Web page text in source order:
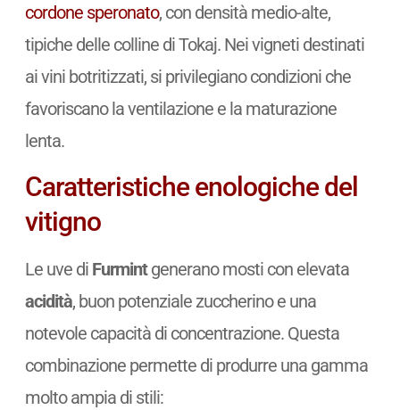
cordone speronato, con densità medio-alte,
tipiche delle colline di Tokaj. Nei vigneti destinati
ai vini botritizzati, si privilegiano condizioni che
favoriscano la ventilazione e la maturazione
lenta.
Caratteristiche enologiche del
vitigno
Le uve di Furmintgenerano mosti con elevata
acidità, buon potenziale zuccherino e una
notevole capacità di concentrazione. Questa
combinazione permette di produrre una gamma
molto ampia di stili: